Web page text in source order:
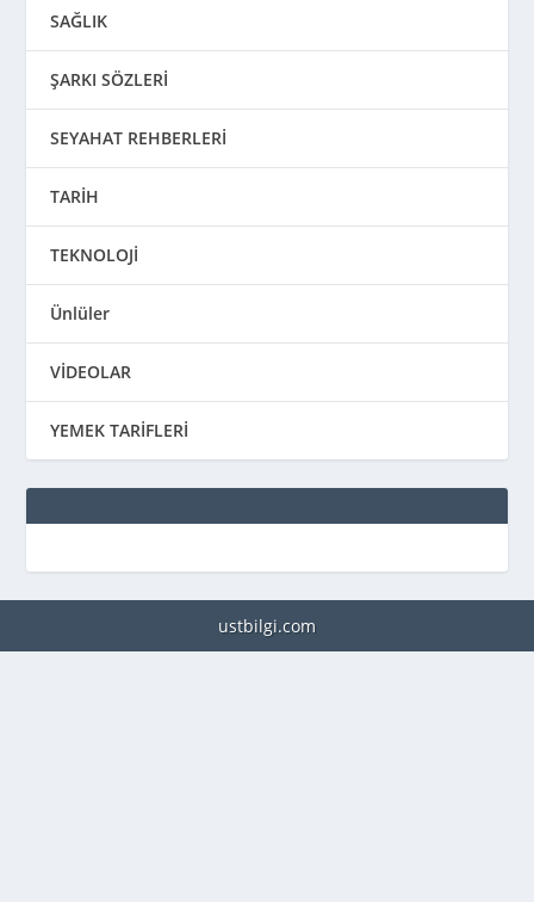
SAĞLIK
ŞARKI SÖZLERİ
SEYAHAT REHBERLERİ
TARİH
TEKNOLOJİ
Ünlüler
VİDEOLAR
YEMEK TARİFLERİ
ustbilgi.com